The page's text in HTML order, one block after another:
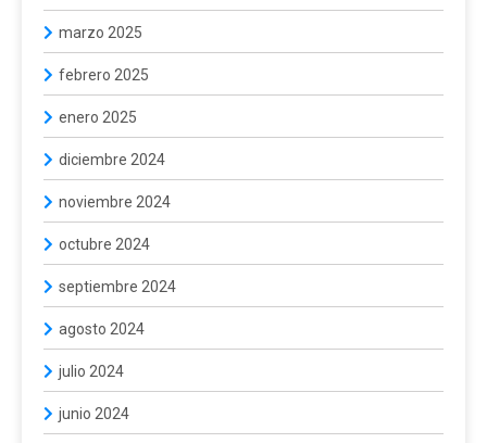
marzo 2025
febrero 2025
enero 2025
diciembre 2024
noviembre 2024
octubre 2024
septiembre 2024
agosto 2024
julio 2024
junio 2024